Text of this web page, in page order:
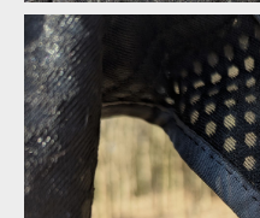
Osprey Escapist Velocity 6
Osprey Escapist Velocity 6
Osprey Escapist Velocity 6
Osprey Escapist Velocity 6
Osprey Escapist Velocity 6